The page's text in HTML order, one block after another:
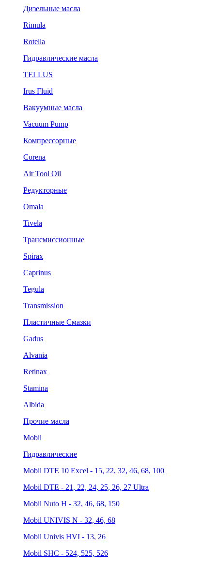
Дизельные масла
Rimula
Rotella
Гидравлические масла
TELLUS
Irus Fluid
Вакуумные масла
Vacuum Pump
Компрессорные
Corena
Air Tool Oil
Редукторные
Omala
Tivela
Трансмиссионные
Spirax
Caprinus
Tegula
Transmission
Пластичные Смазки
Gadus
Alvania
Retinax
Stamina
Albida
Прочие масла
Mobil
Гидравлические
Mobil DTE 10 Excel - 15, 22, 32, 46, 68, 100
Mobil DTE - 21, 22, 24, 25, 26, 27 Ultra
Mobil Nuto H - 32, 46, 68, 150
Mobil UNIVIS N - 32, 46, 68
Mobil Univis HVI - 13, 26
Mobil SHC - 524, 525, 526